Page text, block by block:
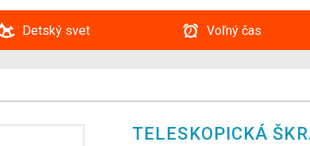
Detský svet Voľný čas
TELESKOPICKÁ